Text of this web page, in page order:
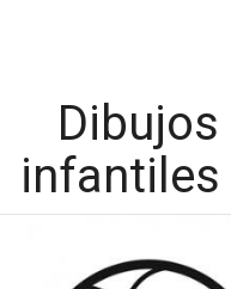
infantiles